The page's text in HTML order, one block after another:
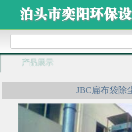
产品展示
JBC扁布袋除